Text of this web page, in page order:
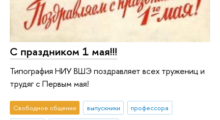
С праздником 1 мая!!!
Типография НИУ ВШЭ поздравляет всех тружениц и
трудяг с Первым мая!
Свободное общение выпускники
профессора